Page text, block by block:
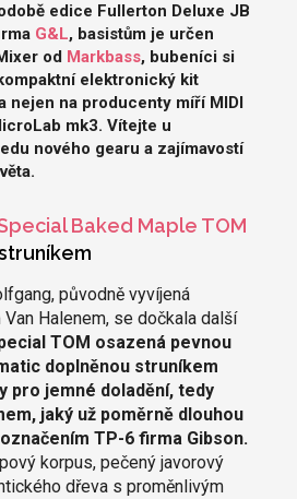
edice Fullerton Deluxe JB
G&L, basistům je určen
od Markbass, bubeníci si
elektronický kit
nejen na producenty míří MIDI
mk3. Vítejte u
nového gearu a zajímavostí
Baked Maple TOM
původně vyvíjená
Halenem, se dočkala další
TOM osazená pevnou
doplněnou struníkem
pro jemné doladění, tedy
jaký už poměrně dlouhou
TP-6 firma Gibson.
korpus, pečený javorový
dřeva s proměnlivým